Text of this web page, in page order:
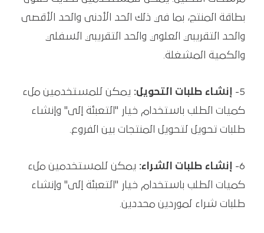
بطاقة المنتج، بما في ذلك الحد الأدنى والحد الأقصى
والحد التقريبي العلوي والحد التقريبي السفلي
والكمية المشغلة.
5- إنشاء طلبات التحويل: يمكن للمستخدمين ملء
كميات الطلب باستخدام خيار "التعبئة إلى" وإنشاء
طلبات تحويل لتحويل المنتجات بين الفروع.
6- إنشاء طلبات الشراء: يمكن للمستخدمين ملء
كميات الطلب باستخدام خيار "التعبئة إلى" وإنشاء
طلبات شراء لموردين محددين.